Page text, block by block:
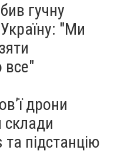
гучну
"Ми
все"
дрони
склади
підстанцію